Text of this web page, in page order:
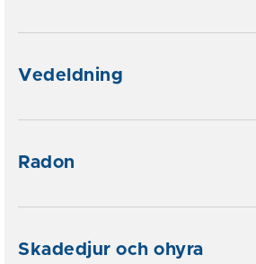
Vedeldning
Radon
Skadedjur och ohyra